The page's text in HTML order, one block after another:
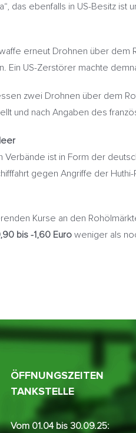
das ebenfalls in US-Besitz ist
erneut Drohnen über
Ein US-Zerstörer machte
zwei Drohnen über dem
und nach Angaben des
ist in Form der
gegen Angriffe der
Kurse an den
bis -1,60 Euroweniger als
ÖFFNUNGSZEITEN
TANKSTELLE
Vom 01.04 bis 30.09.25: